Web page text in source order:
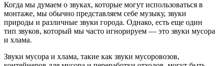
Когда мы думаем о звуках, которые могут использоваться в
монтаже, мы обычно представляем себе музыку, звуки
природы и различные звуки города. Однако, есть еще один
тип звуков, который мы часто игнорируем — это звуки мусора
и хлама.
Звуки мусора и хлама, такие как звуки мусоровозов,